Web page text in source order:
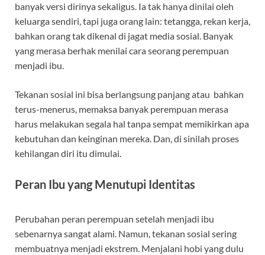
banyak versi dirinya sekaligus. Ia tak hanya dinilai oleh
keluarga sendiri, tapi juga orang lain: tetangga, rekan kerja,
bahkan orang tak dikenal di jagat media sosial. Banyak
yang merasa berhak menilai cara seorang perempuan
menjadi ibu.
Tekanan sosial ini bisa berlangsung panjang atau bahkan
terus-menerus, memaksa banyak perempuan merasa
harus melakukan segala hal tanpa sempat memikirkan apa
kebutuhan dan keinginan mereka. Dan, di sinilah proses
kehilangan diri itu dimulai.
Peran Ibu yang Menutupi Identitas
Perubahan peran perempuan setelah menjadi ibu
sebenarnya sangat alami. Namun, tekanan sosial sering
membuatnya menjadi ekstrem. Menjalani hobi yang dulu